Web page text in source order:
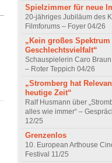
Spielzimmer für neue
20-jähriges Jubiläum des
Filmforums – Foyer 04/26
„Kein großes Spektrum
Geschlechtsvielfalt“
Schauspielerin Caro Braun
– Roter Teppich 04/26
„Stromberg hat
heutige Zeit“
Ralf Husmann über
alles wie immer“ –
12/25
Grenzenlos
10. European Arthouse
Festival 11/25